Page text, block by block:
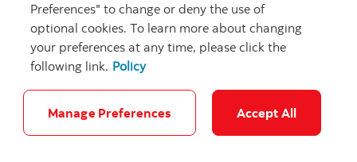
Carrières Ma banque à moi Notes juridiques Confidentialité
Preferences" to change or deny the use of
optional cookies. To learn more about changing
your preferences at any time, please click the
following link. Policy
Manage Preferences Accept All